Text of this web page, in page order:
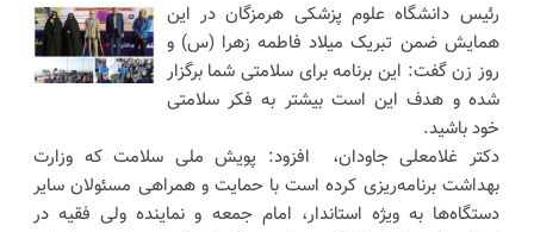
رئیس دانشگاه علوم پزشکی هرمزگان در این
همایش ضمن تبریک میلاد فاطمه زهرا (س) و
روز زن گفت: این برنامه برای سلامتی شما برگزار
شده و هدف این است بیشتر به فکر سلامتی
خود باشید.
دکتر غلامعلی جاودان، افزود: پویش ملی سلامت که وزارت
بهداشت برنامه‌ریزی کرده است با حمایت و همراهی مسئولان سایر
دستگاه‌ها به ویژه استاندار، امام جمعه و نماینده ولی فقیه در